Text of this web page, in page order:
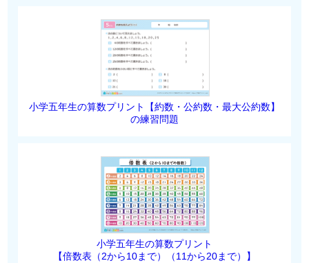
小学五年生の算数プリント【約数・公約数・最大公約数】
の練習問題
小学五年生の算数プリント
【倍数表（2から10まで）（11から20まで）】